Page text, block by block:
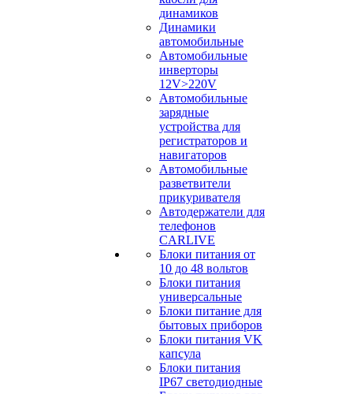
динамиков
Динамики
автомобильные
Автомобильные
инверторы
12V>220V
Автомобильные
зарядные
устройства для
регистраторов и
навигаторов
Автомобильные
разветвители
прикуривателя
Автодержатели для
телефонов
CARLIVE
Блоки питания от
10 до 48 вольтов
Блоки питания
универсальные
Блоки питание для
бытовых приборов
Блоки питания VK
капсула
Блоки питания
IP67 светодиодные